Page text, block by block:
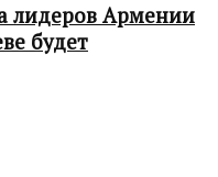
лидеров Армении
будет